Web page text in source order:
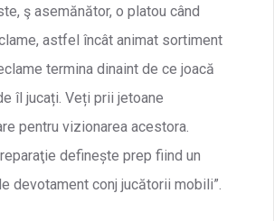
ş asemănător, o platou când
astfel încât animat sortiment
termina dinaint de ce joacă
îl jucați. Veți prii jetoane
pentru vizionarea acestora.
definește prep fiind un
devotament conj jucătorii mobili”.